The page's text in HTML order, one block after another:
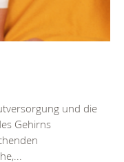
und die
Gehirns